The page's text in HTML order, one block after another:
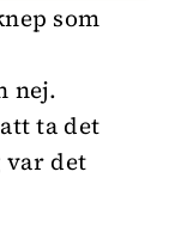
som
nej.
ta det
var det